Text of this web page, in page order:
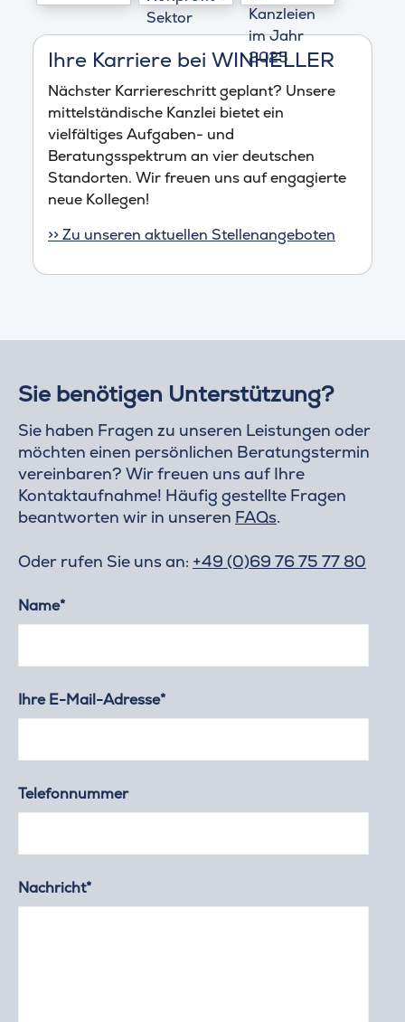
Ihre Karriere bei WINHELLER
Nächster Karriereschritt geplant? Unsere
mittelständische Kanzlei bietet ein
vielfältiges Aufgaben- und
Beratungsspektrum an vier deutschen
Standorten. Wir freuen uns auf engagierte
neue Kollegen!
>> Zu unseren aktuellen Stellenangeboten
Sie benötigen Unterstützung?
Sie haben Fragen zu unseren Leistungen oder
möchten einen persönlichen Beratungstermin
vereinbaren? Wir freuen uns auf Ihre
Kontaktaufnahme! Häufig gestellte Fragen
beantworten wir in unseren FAQs.
Oder rufen Sie uns an: +49 (0)69 76 75 77 80
Name*
Ihre E-Mail-Adresse*
Telefonnummer
Nachricht*